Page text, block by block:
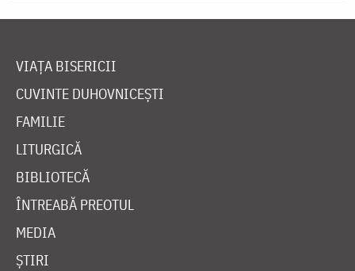
VIAȚA BISERICII
CUVINTE DUHOVNICEȘTI
FAMILIE
LITURGICĂ
BIBLIOTECĂ
ÎNTREABĂ PREOTUL
MEDIA
ȘTIRI